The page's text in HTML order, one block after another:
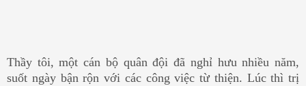
Thầy tôi, một cán bộ quân đội đã nghỉ hưu nhiều năm,
suốt ngày bận rộn với các công việc từ thiện. Lúc thì trị